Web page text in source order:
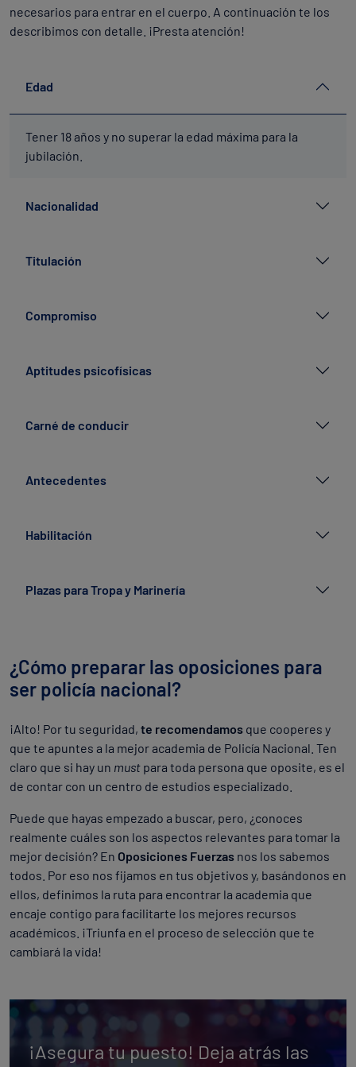
necesarios para entrar en el cuerpo. A continuación te los
describimos con detalle. ¡Presta atención!
Edad
Tener 18 años y no superar la edad máxima para la
jubilación.
Nacionalidad
Titulación
Compromiso
Aptitudes psicofísicas
Carné de conducir
Antecedentes
Habilitación
Plazas para Tropa y Marinería
¿Cómo preparar las oposiciones para
ser policía nacional?
¡Alto! Por tu seguridad, te recomendamos que cooperes y
que te apuntes a la mejor academia de Policía Nacional. Ten
claro que si hay un must para toda persona que oposite, es el
de contar con un centro de estudios especializado.
Puede que hayas empezado a buscar, pero, ¿conoces
realmente cuáles son los aspectos relevantes para tomar la
mejor decisión? En Oposiciones Fuerzas nos los sabemos
todos. Por eso nos fijamos en tus objetivos y, basándonos en
ellos, definimos la ruta para encontrar la academia que
encaje contigo para facilitarte los mejores recursos
académicos. ¡Triunfa en el proceso de selección que te
cambiará la vida!
¡Asegura tu puesto! Deja atrás las